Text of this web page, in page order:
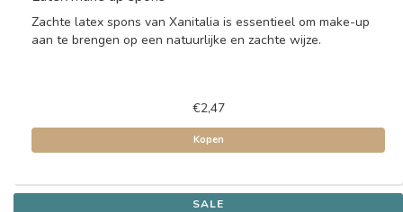
Zachte latex spons van Xanitalia is essentieel om make-up
aan te brengen op een natuurlijke en zachte wijze.
€2,47
Kopen
SALE